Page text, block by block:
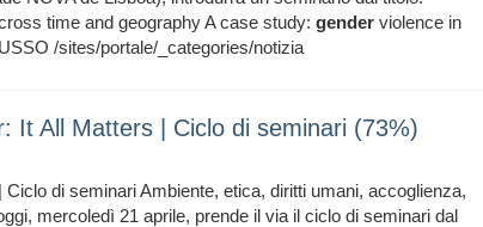
time and geography A case study: gender violence in
/sites/portale/_categories/notizia
It All Matters | Ciclo di seminari (73%)
Ciclo di seminari Ambiente, etica, diritti umani, accoglienza,
mercoledì 21 aprile, prende il via il ciclo di seminari dal